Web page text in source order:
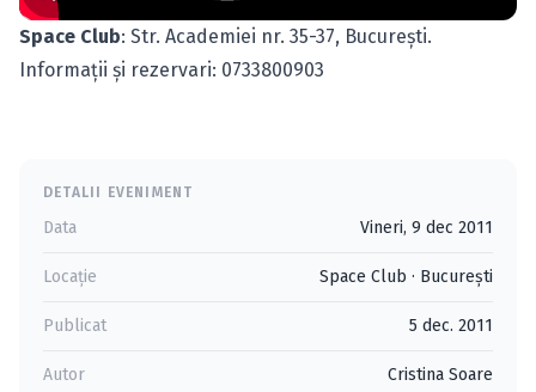
Space Club: Str. Academiei nr. 35-37, Bucureşti.
Informaţii şi rezervari: 0733800903
DETALII EVENIMENT
Data Vineri, 9 dec 2011
Locație Space Club · Bucureşti
Publicat 5 dec. 2011
Autor Cristina Soare